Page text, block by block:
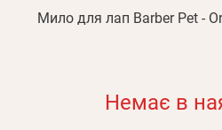
Мило для лап Barber Pet -
Немає в